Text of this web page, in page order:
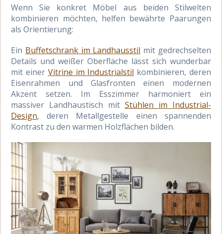
Wenn Sie konkret Möbel aus beiden Stilwelten
kombinieren möchten, helfen bewährte Paarungen
als Orientierung:
Ein Buffetschrank im Landhausstil mit gedrechselten
Details und weißer Oberfläche lässt sich wunderbar
mit einer Vitrine im Industrialstil kombinieren, deren
Eisenrahmen und Glasfronten einen modernen
Akzent setzen. Im Esszimmer harmoniert ein
massiver Landhaustisch mit Stühlen im Industrial-
Design, deren Metallgestelle einen spannenden
Kontrast zu den warmen Holzflächen bilden.